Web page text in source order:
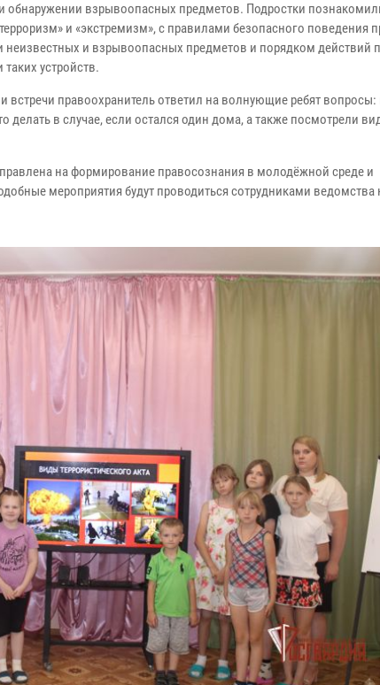
обнаружении взрывоопасных предметов. Подростки
и «экстремизм», с правилами безопасного поведения
неизвестных и взрывоопасных предметов и порядком действий
устройств.
встречи правоохранитель ответил на волнующие ребят вопросы:
делать в случае, если остался один дома, а также посмотрели
на формирование правосознания в молодёжной среде и
мероприятия будут проводиться сотрудниками ведомства